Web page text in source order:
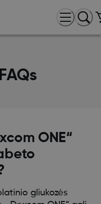
ONE“
gliukozės